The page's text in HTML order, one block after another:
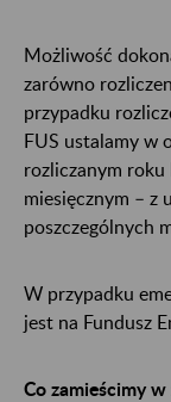
Możliwość
zarówno
przypadku
FUS ustalamy w
rozliczanym roku
miesięcznym – z
poszczególnych
W przypadku
jest na Fundusz
Co zamieścimy